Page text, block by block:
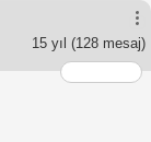
15 yıl (128 mesaj)